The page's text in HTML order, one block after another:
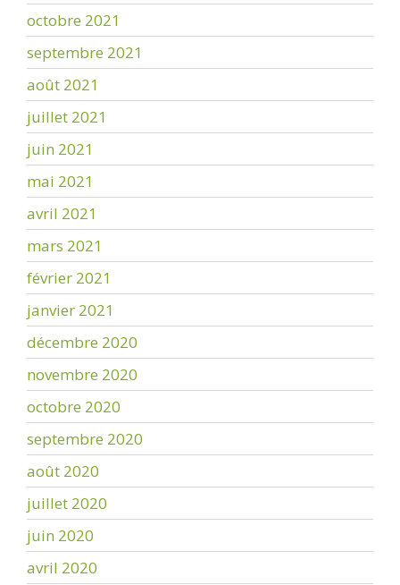
octobre 2021
septembre 2021
août 2021
juillet 2021
juin 2021
mai 2021
avril 2021
mars 2021
février 2021
janvier 2021
décembre 2020
novembre 2020
octobre 2020
septembre 2020
août 2020
juillet 2020
juin 2020
avril 2020